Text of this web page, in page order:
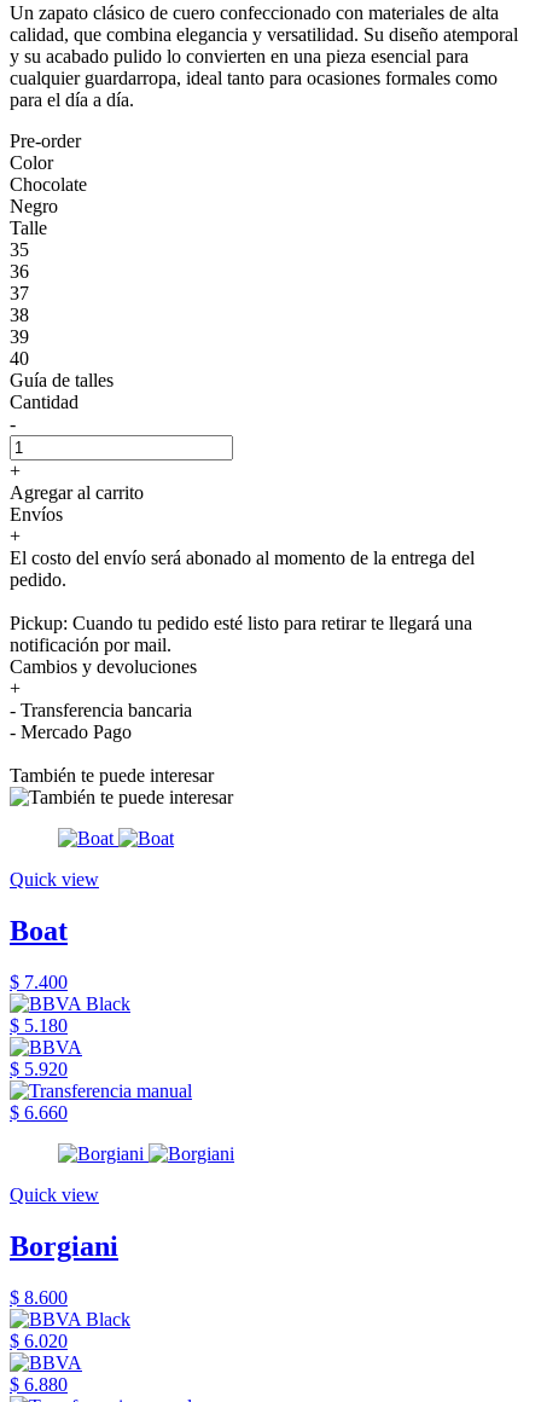
Un zapato clásico de cuero confeccionado con materiales de alta
calidad, que combina elegancia y versatilidad. Su diseño atemporal
y su acabado pulido lo convierten en una pieza esencial para
cualquier guardarropa, ideal tanto para ocasiones formales como
para el día a día.
Pre-order
Color
Chocolate
Negro
Talle
35
36
37
38
39
40
Guía de talles
Cantidad
-
+
Agregar al carrito
Envíos
+
El costo del envío será abonado al momento de la entrega del
pedido.
Pickup: Cuando tu pedido esté listo para retirar te llegará una
notificación por mail.
Cambios y devoluciones
+
- Transferencia bancaria
- Mercado Pago
También te puede interesar
Quick view
Boat
$ 7.400
$ 5.180
$ 5.920
$ 6.660
Quick view
Borgiani
$ 8.600
$ 6.020
$ 6.880